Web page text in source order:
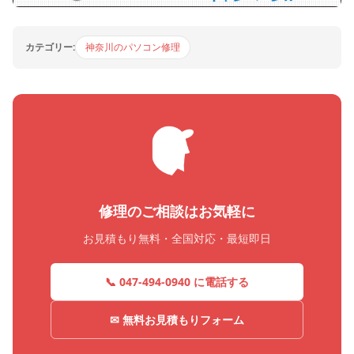
カテゴリー: 神奈川のパソコン修理
修理のご相談はお気軽に
お見積もり無料・全国対応・最短即日
📞 047-494-0940 に電話する
✉ 無料お見積もりフォーム